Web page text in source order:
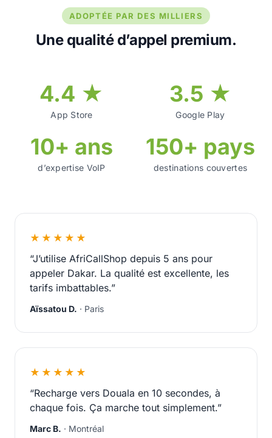
ADOPTÉE PAR DES MILLIERS
Une qualité d’appel premium.
4.4 ★
App Store
3.5 ★
Google Play
10+ ans
d’expertise VoIP
150+ pays
destinations couvertes
★★★★★
“J’utilise AfriCallShop depuis 5 ans pour
appeler Dakar. La qualité est excellente, les
tarifs imbattables.”
Aïssatou D. · Paris
★★★★★
“Recharge vers Douala en 10 secondes, à
chaque fois. Ça marche tout simplement.”
Marc B. · Montréal